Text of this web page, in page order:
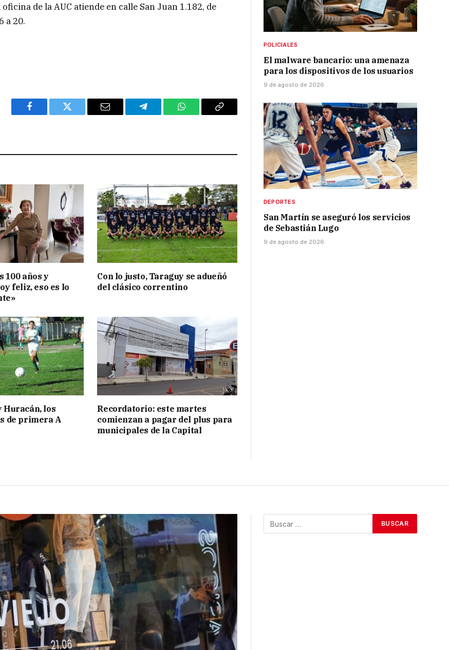
de la AUC atiende en calle San Juan 1.182, de
a 20.
Facebook Twitter Email Telegram WhatsAppCopy
100 años y
feliz, eso es lo
Con lo justo, Taraguy se adueñó
del clásico correntino
Huracán, los
de primera A
Recordatorio: este martes
comienzan a pagar del plus para
municipales de la Capital
POLICIALES
El malware bancario: una amenaza
para los dispositivos de los usuarios
9 de agosto de 2026
DEPORTES
San Martín se aseguró los servicios
de Sebastián Lugo
9 de agosto de 2026